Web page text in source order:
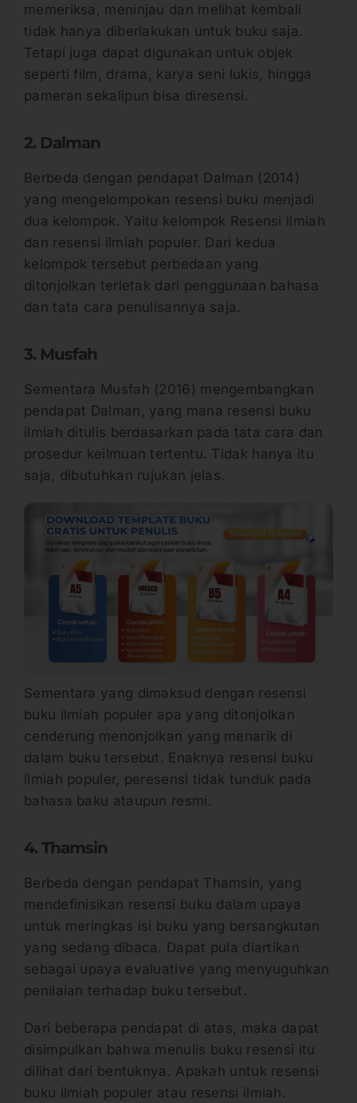
memeriksa, meninjau dan melihat kembali
tidak hanya diberlakukan untuk buku saja.
Tetapi juga dapat digunakan untuk objek
seperti film, drama, karya seni lukis, hingga
pameran sekalipun bisa diresensi.
2. Dalman
Berbeda dengan pendapat Dalman (2014)
yang mengelompokan resensi buku menjadi
dua kelompok. Yaitu kelompok Resensi ilmiah
dan resensi ilmiah populer. Dari kedua
kelompok tersebut perbedaan yang
ditonjolkan terletak dari penggunaan bahasa
dan tata cara penulisannya saja.
3. Musfah
Sementara Musfah (2016) mengembangkan
pendapat Dalman, yang mana resensi buku
ilmiah ditulis berdasarkan pada tata cara dan
prosedur keilmuan tertentu. Tidak hanya itu
saja, dibutuhkan rujukan jelas.
Sementara yang dimaksud dengan resensi
buku ilmiah populer apa yang ditonjolkan
cenderung menonjolkan yang menarik di
dalam buku tersebut. Enaknya resensi buku
ilmiah populer, peresensi tidak tunduk pada
bahasa baku ataupun resmi.
4. Thamsin
Berbeda dengan pendapat Thamsin, yang
mendefinisikan resensi buku dalam upaya
untuk meringkas isi buku yang bersangkutan
yang sedang dibaca. Dapat pula diartikan
sebagai upaya evaluative yang menyuguhkan
penilaian terhadap buku tersebut.
Dari beberapa pendapat di atas, maka dapat
disimpulkan bahwa menulis buku resensi itu
dilihat dari bentuknya. Apakah untuk resensi
buku ilmiah populer atau resensi ilmiah.